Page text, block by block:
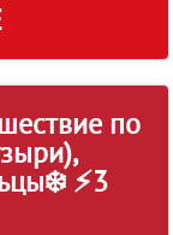
по
⚡3